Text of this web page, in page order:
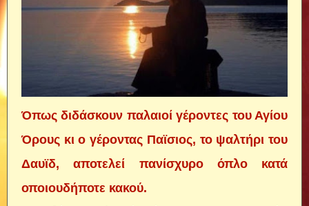
Όπως διδάσκουν παλαιοί γέροντες του Αγίου
Όρους κι ο γέροντας Παϊσιος, το ψαλτήρι του
Δαυϊδ, αποτελεί πανίσχυρο όπλο κατά
οποιουδήποτε κακού.